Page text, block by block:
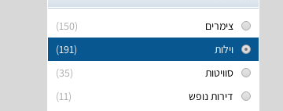
(150)
צימרים
(191)
וילות
(35)
סוויטות
(11)
דירות נופש